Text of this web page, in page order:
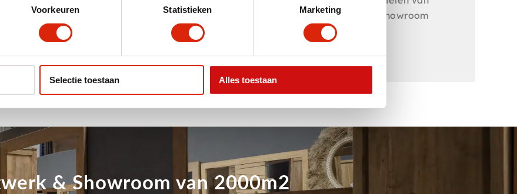
Voorkeuren Statistieken Marketing
Selectie toestaan Alles toestaan
wensen dan kan maatwerk jouw wensen realiseren. Kom langs in onze onze showroom
laten inspireren.
& Showroom van 2000m2